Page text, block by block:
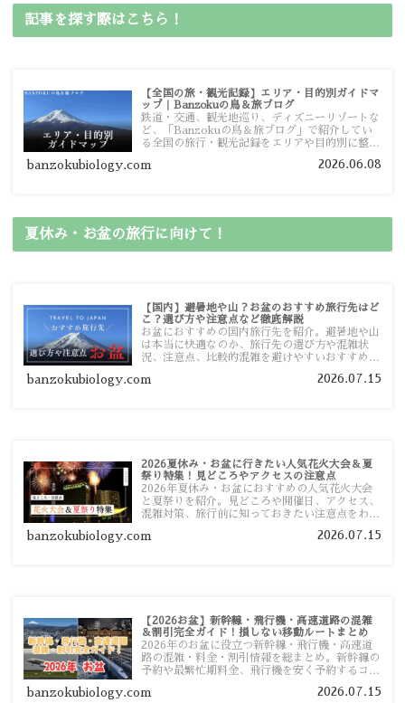
記事を探す際はこちら！
【全国の旅・観光記録】エリア・目的別ガイドマ
ップ｜Banzokuの鳥＆旅ブログ
鉄道・交通、観光地巡り、ディズニーリゾートな
ど、「Banzokuの鳥＆旅ブログ」で紹介してい
る全国の旅行・観光記録をエリアや目的別に整理
ガイドマップからスムーズに見つけていただけま
banzokubiology.com 2026.06.08
夏休み・お盆の旅行に向けて！
【国内】避暑地や山？お盆のおすすめ旅行先はど
こ？選び方や注意点など徹底解説
お盆におすすめの国内旅行先を紹介。避暑地や山
は本当に快適なのか、旅行先の選び方や混雑状
況、注意点、比較的混雑を避けやすいおすすめス
す。
banzokubiology.com 2026.07.15
2026夏休み・お盆に行きたい人気花火大会＆夏
祭り特集！見どころやアクセスの注意点
2026年夏休み・お盆におすすめの人気花火大会
と夏祭りを紹介。見どころや開催日、アクセス、
混雑対策、旅行前に知っておきたい注意点をわか
banzokubiology.com 2026.07.15
【2026お盆】新幹線・飛行機・高速道路の混雑
＆割引完全ガイド！損しない移動ルートまとめ
2026年のお盆に役立つ新幹線・飛行機・高速道
路の混雑・料金・割引情報を総まとめ。新幹線の
予約や最繁忙期料金、飛行機を安く予約するコ
い移動方法を分かりやすく解説します。
banzokubiology.com 2026.07.15